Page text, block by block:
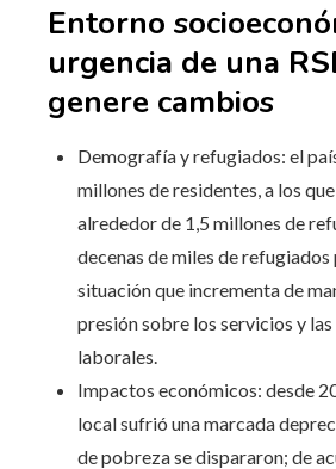
Entorno
urgencia de una
genere cambios
Demografía y refugiados: el
millones de residentes, a los
alrededor de 1,5 millones de
decenas de miles de refugiados
situación que incrementa de
presión sobre los servicios y
laborales.
Impactos económicos: desde
local sufrió una marcada
de pobreza se dispararon; de